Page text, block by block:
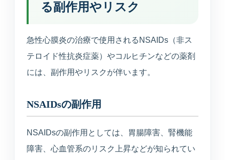
る副作用やリスク
急性心膜炎の治療で使用されるNSAIDs（非ス
テロイド性抗炎症薬）やコルヒチンなどの薬剤
には、副作用やリスクが伴います。
NSAIDsの副作用
NSAIDsの副作用としては、胃腸障害、腎機能
障害、心血管系のリスク上昇などが知られてい